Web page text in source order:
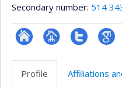
Secondary number: 514
ResearchGate
Page Compte
Profile Affiliations